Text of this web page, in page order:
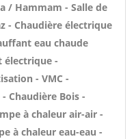
/ Hammam - Salle de
- Chaudière électrique
eau chaude
électrique -
- VMC -
Chaudière Bois -
à chaleur air-air -
à chaleur eau-eau -